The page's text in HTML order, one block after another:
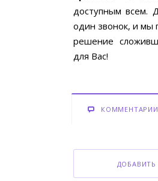
доступным всем.
один звонок, и мы
решение
для Вас!
КОММЕНТАРИИ